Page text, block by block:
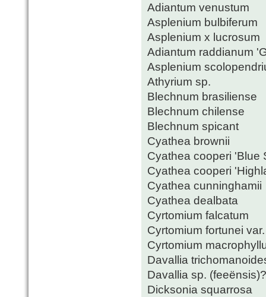
Adiantum venustum
Asplenium bulbiferum
Asplenium x lucrosum
Adiantum raddianum
Asplenium
Athyrium sp.
Blechnum brasiliense
Blechnum chilense
Blechnum spicant
Cyathea brownii
Cyathea cooperi 'Blue
Cyathea cooperi
Cyathea cunninghamii
Cyathea dealbata
Cyrtomium falcatum
Cyrtomium fortunei
Cyrtomium
Davallia
Davallia sp. (feeënsis)?
Dicksonia squarrosa